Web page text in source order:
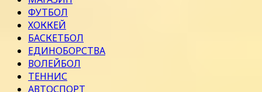
ФУТБОЛ
ХОККЕЙ
БАСКЕТБОЛ
ЕДИНОБОРСТВА
ВОЛЕЙБОЛ
ТЕННИС
АВТОСПОРТ